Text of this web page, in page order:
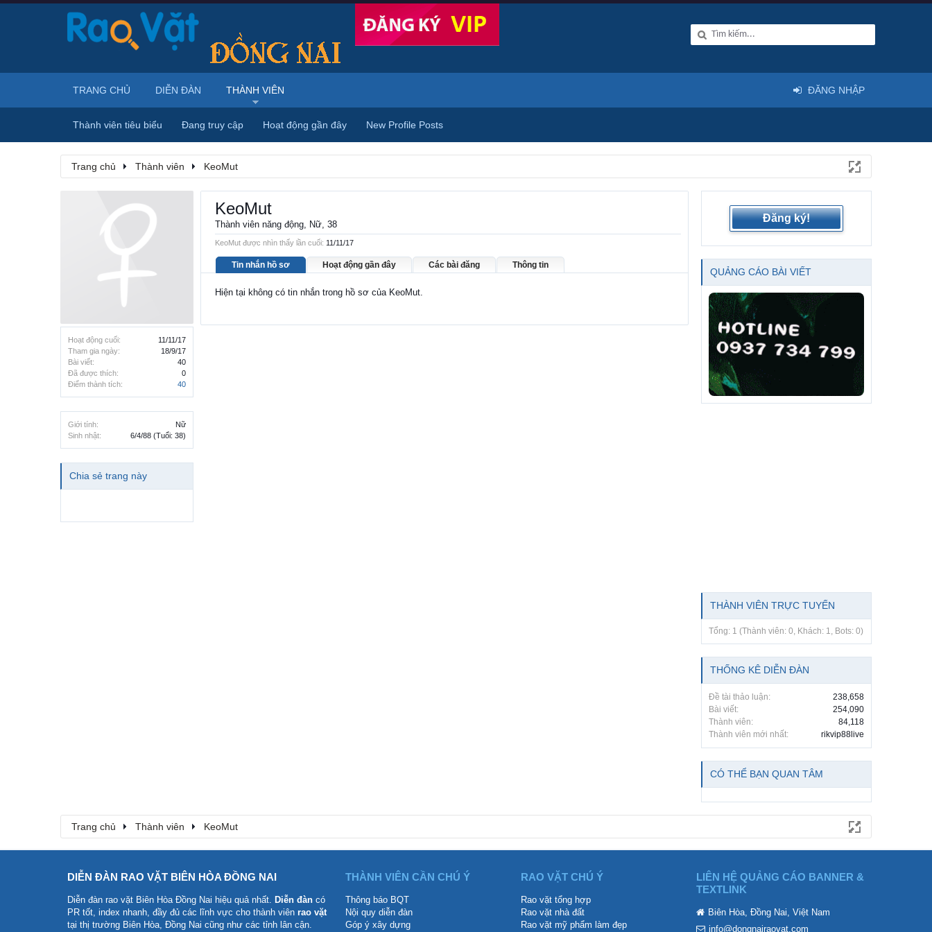
Trang chủ Thành viên KeoMut
Hoạt động cuối:
11/11/17
Tham gia ngày:
18/9/17
Bài viết:
40
Đã được thích:
0
Điểm thành tích:
40
Giới tính:
Nữ
Sinh nhật:
6/4/88 (Tuổi: 38)
Chia sẻ trang này
KeoMut
Thành viên năng động, Nữ, 38
KeoMut được nhìn thấy lần cuối: 11/11/17
Tin nhắn hồ sơ Hoạt động gần đây Các bài đăng Thông tin
Hiện tại không có tin nhắn trong hồ sơ của KeoMut.
Đăng ký!
QUẢNG CÁO BÀI VIẾT
THÀNH VIÊN TRỰC TUYẾN
Tổng: 1 (Thành viên: 0, Khách: 1, Bots: 0)
THỐNG KÊ DIỄN ĐÀN
Đề tài thảo luận:
238,658
Bài viết:
254,090
Thành viên:
84,118
Thành viên mới nhất:
rikvip88live
CÓ THỂ BẠN QUAN TÂM
Trang chủ Thành viên KeoMut
TRANG CHỦ DIỄN ĐÀN THÀNH VIÊN
Thành viên tiêu biểu Đang truy cập Hoạt động gần đây New Profile Posts
ĐĂNG NHẬP
DIỄN ĐÀN RAO VẶT BIÊN HÒA ĐỒNG NAI
Diễn đàn rao vặt Biên Hòa Đồng Nai hiệu quả nhất. Diễn đàn có
PR tốt, index nhanh, đầy đủ các lĩnh vực cho thành viên rao vặt
tại thị trường Biên Hòa, Đồng Nai cũng như các tỉnh lân cận.
THÀNH VIÊN CẦN CHÚ Ý
Thông báo BQT
Nội quy diễn đàn
Góp ý xây dựng
RAO VẶT CHÚ Ý
Rao vặt tổng hợp
Rao vặt nhà đất
Rao vặt mỹ phẩm làm đẹp
LIÊN HỆ QUẢNG CÁO BANNER &
TEXTLINK
Biên Hòa, Đồng Nai, Việt Nam
info@dongnairaovat.com